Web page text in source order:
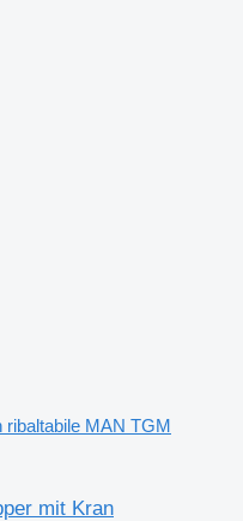
ribaltabile MAN TGM
mit Kran